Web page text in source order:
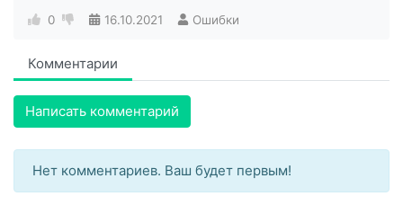
0 16.10.2021 Ошибки
Комментарии
Написать комментарий
Нет комментариев. Ваш будет первым!